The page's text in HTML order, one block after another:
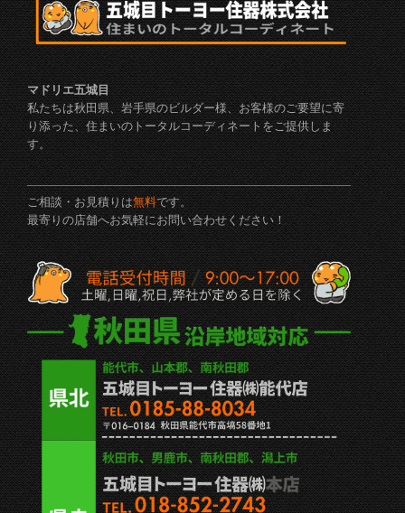
マドリエ五城目
私たちは秋田県、岩手県のビルダー様、お客様のご要望に寄
り添った、住まいのトータルコーディネートをご提供しま
す。
ご相談・お見積りは無料です。
最寄りの店舗へお気軽にお問い合わせください！